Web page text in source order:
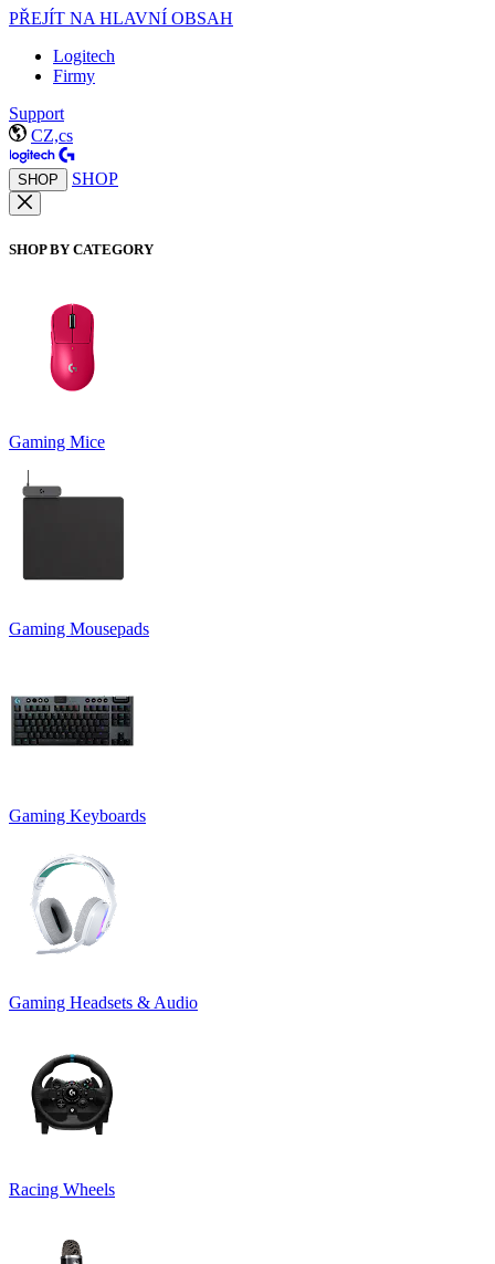
PŘEJÍT NA HLAVNÍ OBSAH
Logitech
Firmy
Support
CZ,cs
SHOP SHOP
SHOP BY CATEGORY
Gaming Mice
Gaming Mousepads
Gaming Keyboards
Gaming Headsets & Audio
Racing Wheels